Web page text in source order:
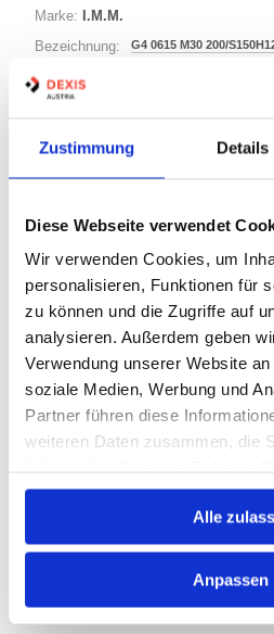
Zustimmung Details
Diese Webseite verwendet
Wir verwenden Cookies, um
personalisieren, Funktionen für
zu können und die Zugriffe auf
analysieren. Außerdem geben
Verwendung unserer Website
soziale Medien, Werbung und
Partner führen diese
weiteren Daten zusammen, die
gesammelt haben.
Alle
Anpassen
Marke: I.M.M.
Bezeichnung:
G4 0615 M30 200/
STK
Auf Lager
Lager anzeigen
Print
PRODUKTBESCHREIBUNG
ALLE SPEZIFIKATIONEN
VARIANTEN